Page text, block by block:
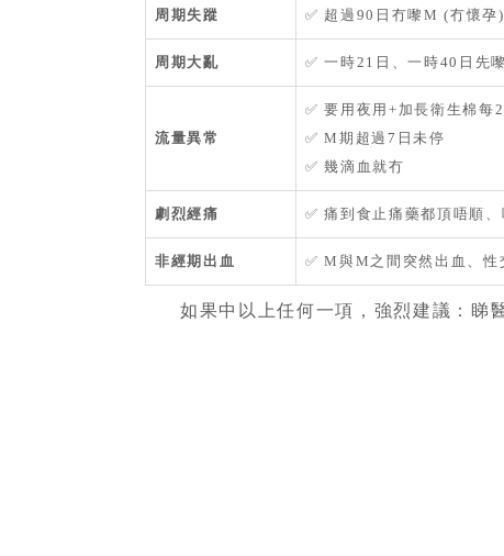
周期失蹤 ✅ 超過90日冇嚟M (冇懷孕)
周期大亂 ✅ 一時21日、一時40日先嚟
流量異常
✅ 要用夜用+加長衛生棉每
✅ M期超過7日未停
✅ 幾滴血就冇
劇烈經痛 ✅ 痛到食止痛藥都頂唔順
非經期出血 ✅ M與M之間突然出血、性
如果中以上任何一項，強烈建議：睇